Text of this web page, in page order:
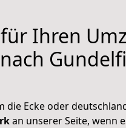
Ihren
die Ecke oder
an unserer Seite, wenn